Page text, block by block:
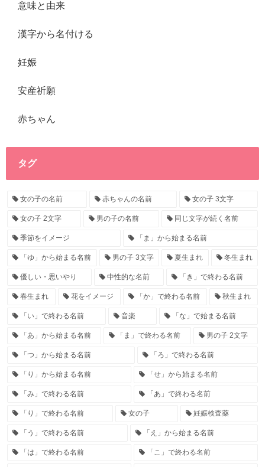
意味と由来
漢字から名付ける
妊娠
安産祈願
赤ちゃん
タグ
女の子の名前 赤ちゃんの名前 女の子 3文字
女の子 2文字 男の子の名前 同じ文字が続く名前
季節をイメージ 「ま」から始まる名前
「ゆ」から始まる名前 男の子 3文字 夏生まれ 冬生まれ
優しい・思いやり 中性的な名前 「き」で終わる名前
春生まれ 花をイメージ 「か」で終わる名前 秋生まれ
「い」で終わる名前 音楽 「な」で始まる名前
「あ」から始まる名前 「ま」で終わる名前 男の子 2文字
「つ」から始まる名前 「ろ」で終わる名前
「り」から始まる名前 「せ」から始まる名前
「み」で終わる名前 「あ」で終わる名前
「り」で終わる名前 女の子 妊娠検査薬
「う」で終わる名前 「え」から始まる名前
「は」で終わる名前 「こ」で終わる名前